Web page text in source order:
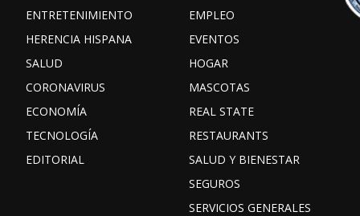
ENTRETENIMIENTO
HERENCIA HISPANA
SALUD
CORONAVIRUS
ECONOMÍA
TECNOLOGÍA
EDITORIAL
EMPLEO
EVENTOS
HOGAR
MASCOTAS
REAL STATE
RESTAURANTS
SALUD Y BIENESTAR
SEGUROS
SERVICIOS GENERALES